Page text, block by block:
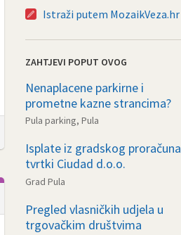
Istraži putem MozaikVeza.hr
ZAHTJEVI POPUT OVOG
Nenaplacene parkirne i
prometne kazne strancima?
Pula parking, Pula
Isplate iz gradskog proračuna
tvrtki Ciudad d.o.o.
Grad Pula
Pregled vlasničkih udjela u
trgovačkim društvima